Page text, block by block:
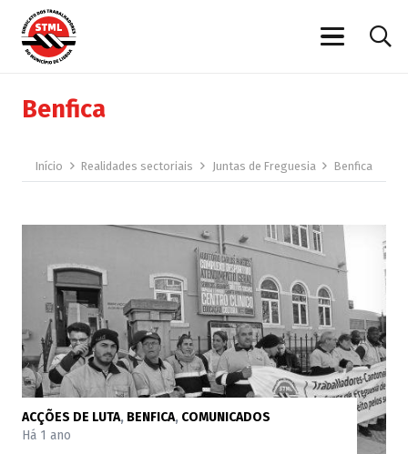
Benfica
Início Realidades sectoriais Juntas de Freguesia Benfica
ACÇÕES DE LUTA, BENFICA, COMUNICADOS
Há 1 ano